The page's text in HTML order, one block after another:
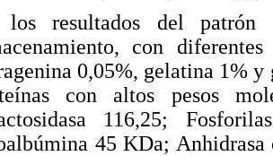
los resultados del
con
0,05%, gelatina 1%
con altos pesos
116,25;
45 KDa; Anhidrasa